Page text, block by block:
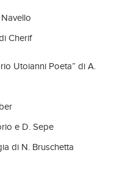
Cherif
Utoianni Poeta” di A.
e D. Sepe
di N. Bruschetta